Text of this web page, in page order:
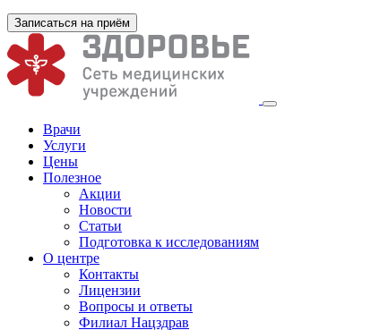
Записаться на приём
Врачи
Услуги
Цены
Полезное
Акции
Новости
Статьи
Подготовка к исследованиям
О центре
Контакты
Лицензии
Вопросы и ответы
Филиал Нацздрав